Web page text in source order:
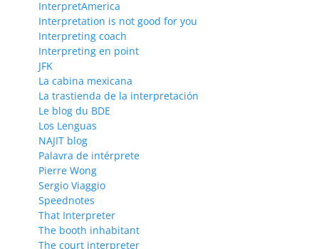
InterpretAmerica
Interpretation is not good for you
Interpreting coach
Interpreting en point
JFK
La cabina mexicana
La trastienda de la interpretación
Le blog du BDE
Los Lenguas
NAJIT blog
Palavra de intérprete
Pierre Wong
Sergio Viaggio
Speednotes
That Interpreter
The booth inhabitant
The court interpreter